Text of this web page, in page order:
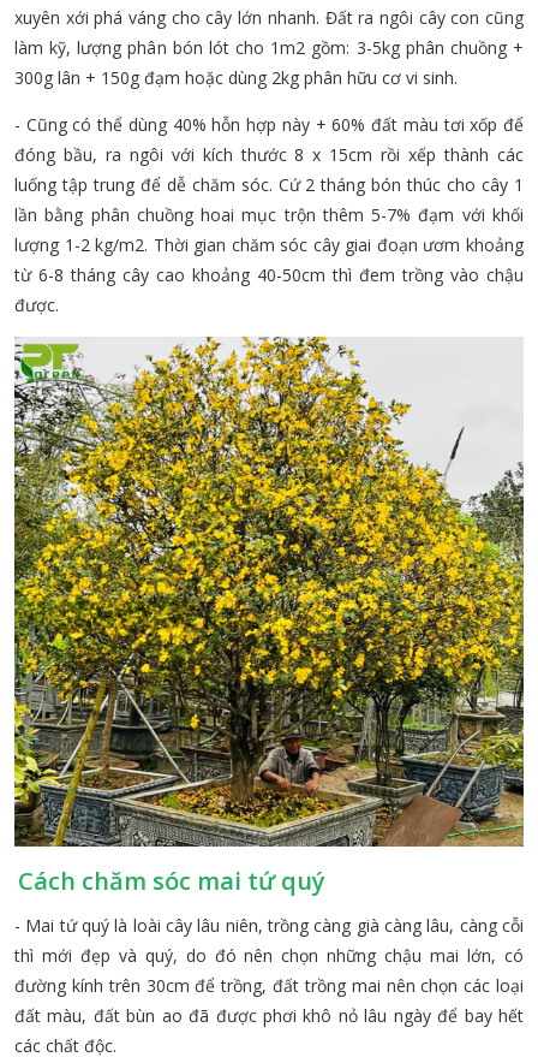
xuyên xới phá váng cho cây lớn nhanh. Đất ra ngôi cây con cũng
làm kỹ, lượng phân bón lót cho 1m2 gồm: 3-5kg phân chuồng +
300g lân + 150g đạm hoặc dùng 2kg phân hữu cơ vi sinh.
- Cũng có thể dùng 40% hỗn hợp này + 60% đất màu tơi xốp để
đóng bầu, ra ngôi với kích thước 8 x 15cm rồi xếp thành các
luống tập trung để dễ chăm sóc. Cứ 2 tháng bón thúc cho cây 1
lần bằng phân chuồng hoai mục trộn thêm 5-7% đạm với khối
lượng 1-2 kg/m2. Thời gian chăm sóc cây giai đoạn ươm khoảng
từ 6-8 tháng cây cao khoảng 40-50cm thì đem trồng vào chậu
được.
Cách chăm sóc mai tứ quý
- Mai tứ quý là loài cây lâu niên, trồng càng già càng lâu, càng cỗi
thì mới đẹp và quý, do đó nên chọn những chậu mai lớn, có
đường kính trên 30cm để trồng, đất trồng mai nên chọn các loại
đất màu, đất bùn ao đã được phơi khô nỏ lâu ngày để bay hết
các chất độc.